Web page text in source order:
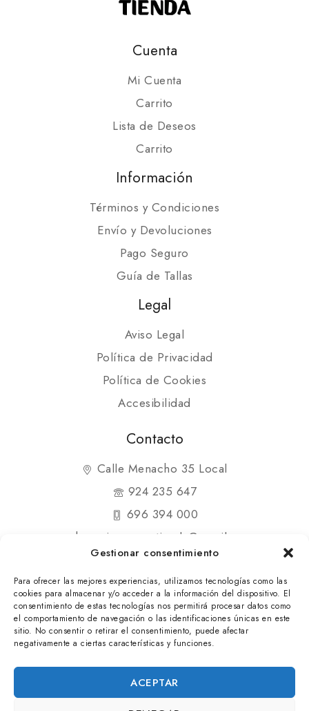
Gestionar consentimiento
Para ofrecer las mejores experiencias, utilizamos tecnologías como las
cookies para almacenar y/o acceder a la información del dispositivo. El
consentimiento de estas tecnologías nos permitirá procesar datos como
el comportamiento de navegación o las identificaciones únicas en este
sitio. No consentir o retirar el consentimiento, puede afectar
negativamente a ciertas características y funciones.
ACEPTAR
Cuenta
Mi Cuenta
Carrito
Lista de Deseos
Carrito
Información
Términos y Condiciones
Envío y Devoluciones
Pago Seguro
Guía de Tallas
Legal
Aviso Legal
Política de Privacidad
Política de Cookies
Accesibilidad
Contacto
Calle Menacho 35 Local
924 235 647
696 394 000
shopmipequenatienda@gmail.com
© 2025 Mi Pequeña Tienda. Todos los derechos
reservados